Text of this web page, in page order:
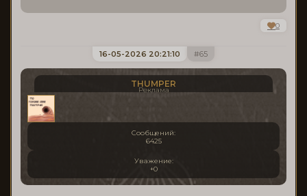
0
65
16-05-2026 20:21:10
THUMPER
Реклама
Сообщений:
6425
Уважение:
+0